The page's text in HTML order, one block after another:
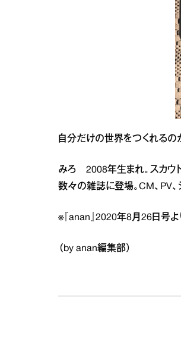
自分だけの世界をつくれるの
みろ 2008年生まれ。スカウト
数々の雑誌に登場。CM、PV、
※『anan』2020年8月26日号よ
（by anan編集部）